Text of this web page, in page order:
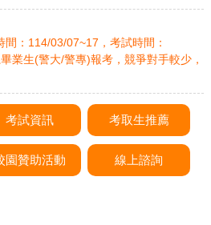
：114/03/07~17，考試時間：
業生(警大/警專)報考，競爭對手較少，
考試資訊 考取生推薦
園贊助活動 線上諮詢